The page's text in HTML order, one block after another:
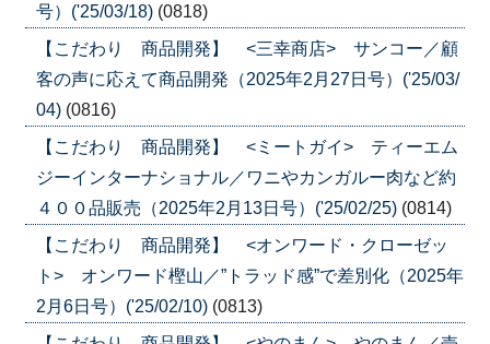
号）('25/03/18) (0818)
【こだわり 商品開発】 <三幸商店> サンコー／顧
客の声に応えて商品開発（2025年2月27日号）('25/03/
04) (0816)
【こだわり 商品開発】 <ミートガイ> ティーエム
ジーインターナショナル／ワニやカンガルー肉など約
４００品販売（2025年2月13日号）('25/02/25) (0814)
【こだわり 商品開発】 <オンワード・クローゼッ
ト> オンワード樫山／”トラッド感”で差別化（2025年
2月6日号）('25/02/10) (0813)